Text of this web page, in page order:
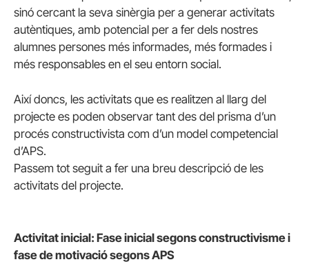
sinó cercant la seva sinèrgia per a generar activitats
autèntiques, amb potencial per a fer dels nostres
alumnes persones més informades, més formades i
més responsables en el seu entorn social.
Així doncs, les activitats que es realitzen al llarg del
projecte es poden observar tant des del prisma d’un
procés constructivista com d’un model competencial
d’APS.
Passem tot seguit a fer una breu descripció de les
activitats del projecte.
Activitat inicial: Fase inicial segons constructivisme i
fase de motivació segons APS